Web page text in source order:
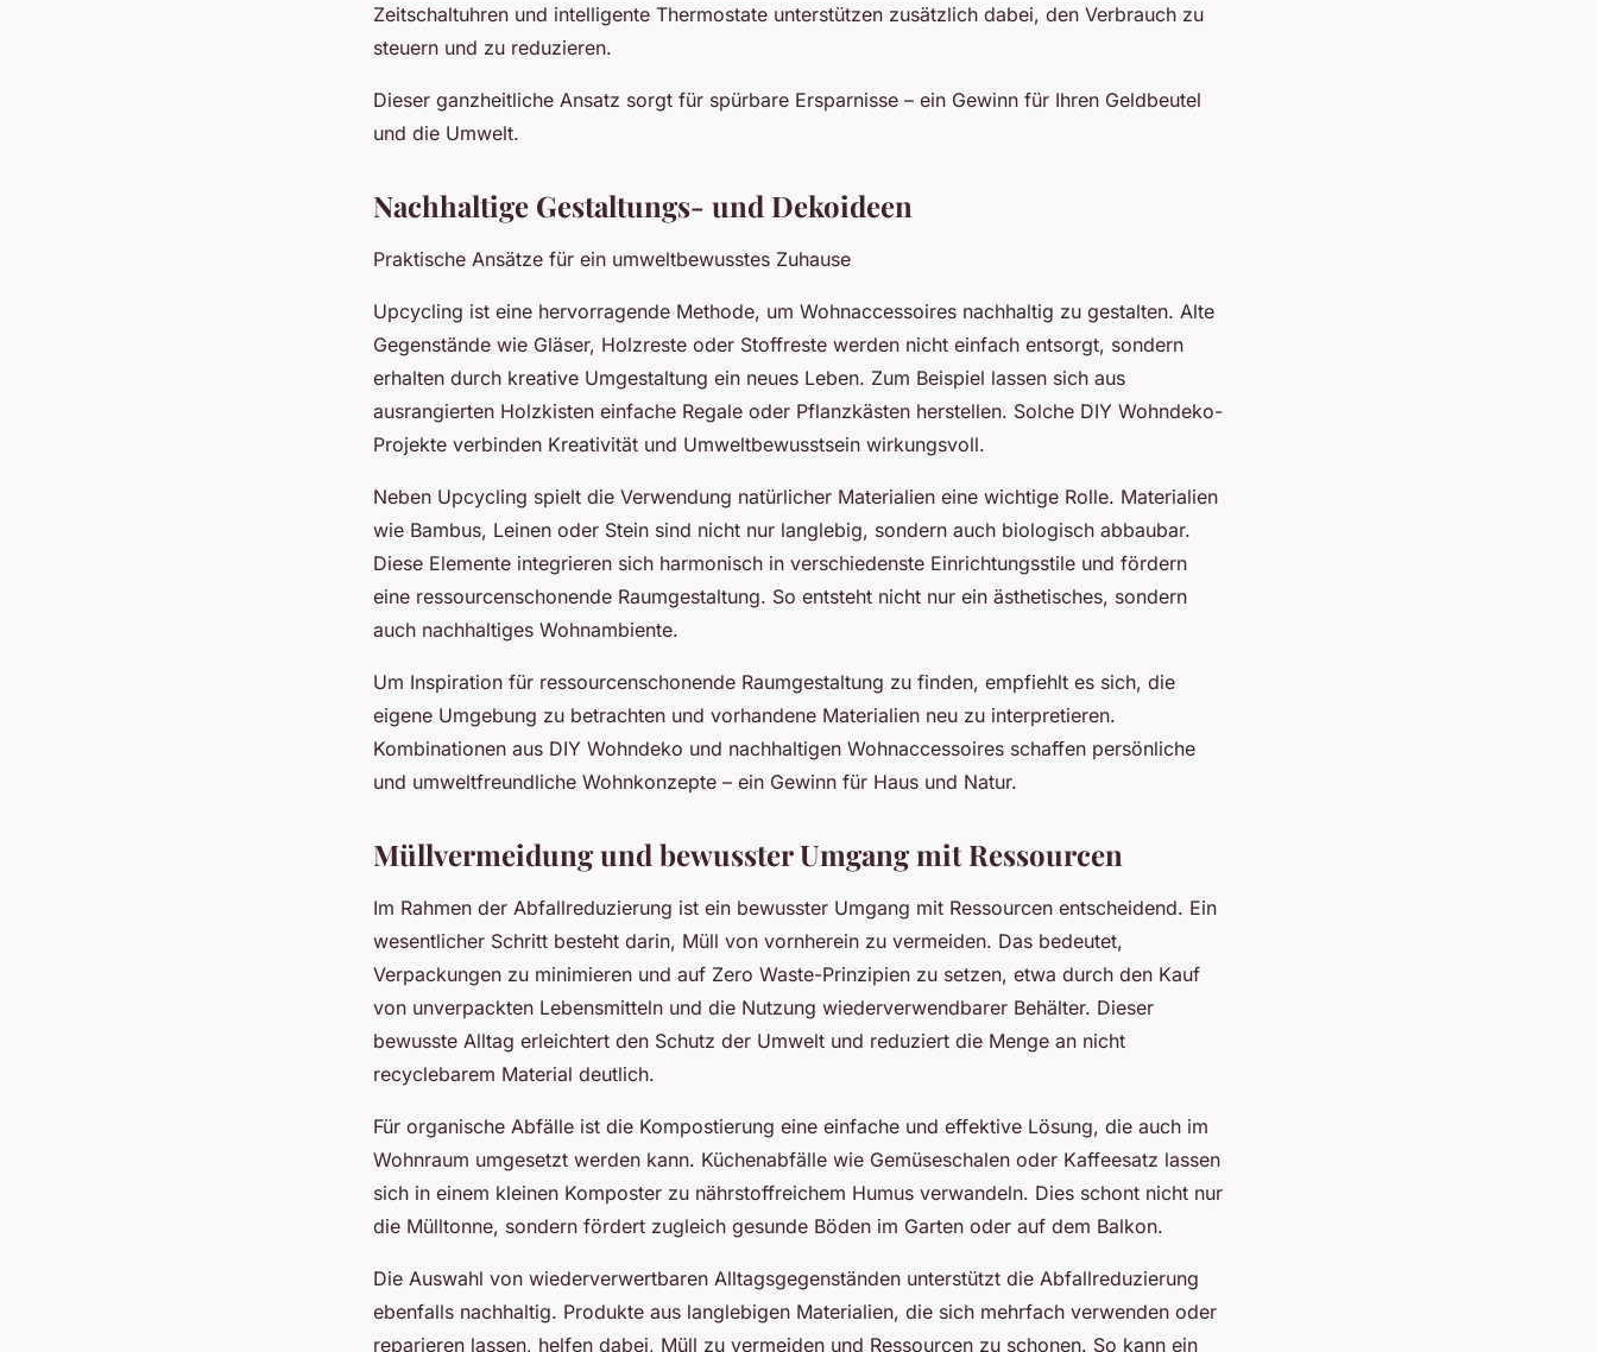
Zeitschaltuhren und intelligente Thermostate unterstützen zusätzlich dabei, den Verbrauch zu
steuern und zu reduzieren.
Dieser ganzheitliche Ansatz sorgt für spürbare Ersparnisse – ein Gewinn für Ihren Geldbeutel
und die Umwelt.
Nachhaltige Gestaltungs- und Dekoideen
Praktische Ansätze für ein umweltbewusstes Zuhause
Upcycling ist eine hervorragende Methode, um Wohnaccessoires nachhaltig zu gestalten. Alte
Gegenstände wie Gläser, Holzreste oder Stoffreste werden nicht einfach entsorgt, sondern
erhalten durch kreative Umgestaltung ein neues Leben. Zum Beispiel lassen sich aus
ausrangierten Holzkisten einfache Regale oder Pflanzkästen herstellen. Solche DIY Wohndeko-
Projekte verbinden Kreativität und Umweltbewusstsein wirkungsvoll.
Neben Upcycling spielt die Verwendung natürlicher Materialien eine wichtige Rolle. Materialien
wie Bambus, Leinen oder Stein sind nicht nur langlebig, sondern auch biologisch abbaubar.
Diese Elemente integrieren sich harmonisch in verschiedenste Einrichtungsstile und fördern
eine ressourcenschonende Raumgestaltung. So entsteht nicht nur ein ästhetisches, sondern
auch nachhaltiges Wohnambiente.
Um Inspiration für ressourcenschonende Raumgestaltung zu finden, empfiehlt es sich, die
eigene Umgebung zu betrachten und vorhandene Materialien neu zu interpretieren.
Kombinationen aus DIY Wohndeko und nachhaltigen Wohnaccessoires schaffen persönliche
und umweltfreundliche Wohnkonzepte – ein Gewinn für Haus und Natur.
Müllvermeidung und bewusster Umgang mit Ressourcen
Im Rahmen der Abfallreduzierung ist ein bewusster Umgang mit Ressourcen entscheidend. Ein
wesentlicher Schritt besteht darin, Müll von vornherein zu vermeiden. Das bedeutet,
Verpackungen zu minimieren und auf Zero Waste-Prinzipien zu setzen, etwa durch den Kauf
von unverpackten Lebensmitteln und die Nutzung wiederverwendbarer Behälter. Dieser
bewusste Alltag erleichtert den Schutz der Umwelt und reduziert die Menge an nicht
recyclebarem Material deutlich.
Für organische Abfälle ist die Kompostierung eine einfache und effektive Lösung, die auch im
Wohnraum umgesetzt werden kann. Küchenabfälle wie Gemüseschalen oder Kaffeesatz lassen
sich in einem kleinen Komposter zu nährstoffreichem Humus verwandeln. Dies schont nicht nur
die Mülltonne, sondern fördert zugleich gesunde Böden im Garten oder auf dem Balkon.
Die Auswahl von wiederverwertbaren Alltagsgegenständen unterstützt die Abfallreduzierung
ebenfalls nachhaltig. Produkte aus langlebigen Materialien, die sich mehrfach verwenden oder
reparieren lassen, helfen dabei, Müll zu vermeiden und Ressourcen zu schonen. So kann ein